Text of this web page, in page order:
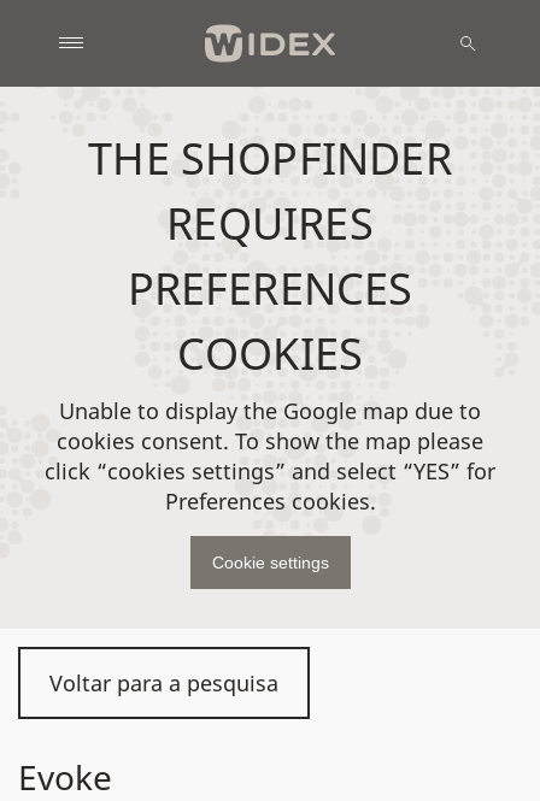
Voltar para a pesquisa
Evoke
THE SHOPFINDER
REQUIRES
PREFERENCES
COOKIES
Unable to display the Google map due to
cookies consent. To show the map please
click “cookies settings” and select “YES” for
Preferences cookies.
Cookie settings